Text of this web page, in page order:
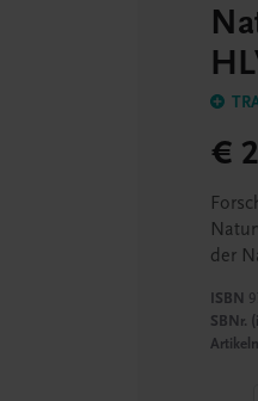
€
der
ISBN
SBNr.